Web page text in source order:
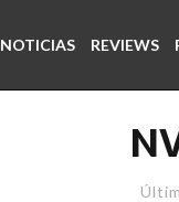
NOTICIAS REVIEWS